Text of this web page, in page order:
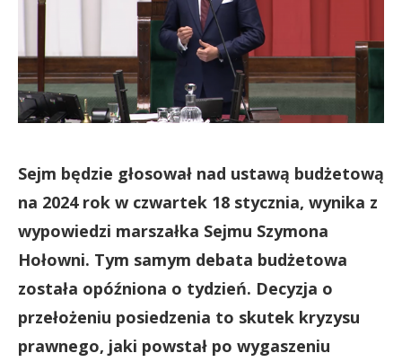
Sejm będzie głosował nad ustawą budżetową
na 2024 rok w czwartek 18 stycznia, wynika z
wypowiedzi marszałka Sejmu Szymona
Hołowni. Tym samym debata budżetowa
została opóźniona o tydzień. Decyzja o
przełożeniu posiedzenia to skutek kryzysu
prawnego, jaki powstał po wygaszeniu